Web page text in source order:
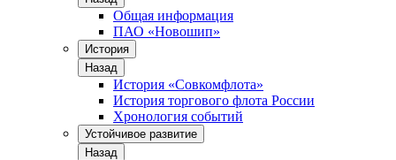
Общая информация
ПАО «Новошип»
История
Назад
История «Совкомфлота»
История торгового флота России
Хронология событий
Устойчивое развитие
Назад